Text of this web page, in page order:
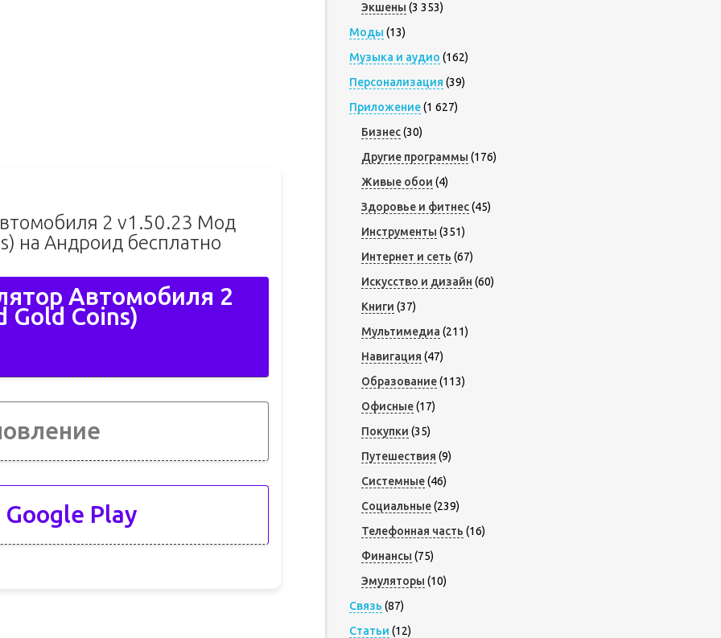
2 v1.50.23 Мод
на Андроид бесплатно
Автомобиля 2
Coins)
Play
Экшены (3 353)
Моды (13)
Музыка и аудио (162)
Персонализация (39)
Приложение(1 627)
Бизнес(30)
Другие программы (176)
Живые обои (4)
Здоровье и фитнес(45)
Инструменты (351)
Интернет и сеть (67)
Искусство и дизайн (60)
Книги (37)
Мультимедиа (211)
Навигация (47)
Образование(113)
Офисные(17)
Покупки (35)
Путешествия (9)
Системные(46)
Социальные(239)
Телефонная часть (16)
Финансы (75)
Эмуляторы (10)
Связь (87)
Статьи (12)